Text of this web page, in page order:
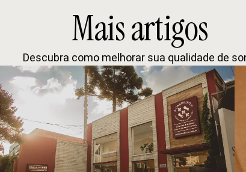
Mais artigos
Descubra como melhorar sua qualidade de